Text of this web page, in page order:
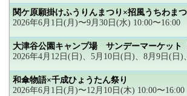
関ケ原願掛けふうりんまつり×招風うちわまつ
2026年6月1日(月)〜9月30日(水) 10:00〜16:00
大津谷公園キャンプ場 サンデーマーケット
2026年4月12日(日)、5月10日(日)、8月9日(日)
和傘物語×千成ひょうたん祭り
2026年6月1日(月)〜12月10日(木) 10:00〜16:00